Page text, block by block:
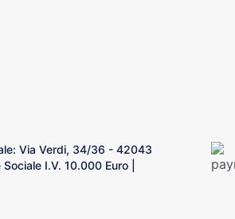
Via Verdi, 34/36 - 42043
I.V. 10.000 Euro |